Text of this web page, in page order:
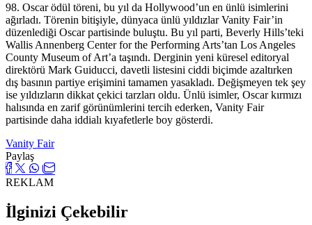
98. Oscar ödül töreni, bu yıl da Hollywood’un en ünlü isimlerini
ağırladı. Törenin bitişiyle, dünyaca ünlü yıldızlar Vanity Fair’in
düzenlediği Oscar partisinde buluştu. Bu yıl parti, Beverly Hills’teki
Wallis Annenberg Center for the Performing Arts’tan Los Angeles
County Museum of Art’a taşındı. Derginin yeni küresel editoryal
direktörü Mark Guiducci, davetli listesini ciddi biçimde azaltırken
dış basının partiye erişimini tamamen yasakladı. Değişmeyen tek şey
ise yıldızların dikkat çekici tarzları oldu. Ünlü isimler, Oscar kırmızı
halısında en zarif görünümlerini tercih ederken, Vanity Fair
partisinde daha iddialı kıyafetlerle boy gösterdi.
Vanity Fair
Paylaş
REKLAM
İlginizi Çekebilir